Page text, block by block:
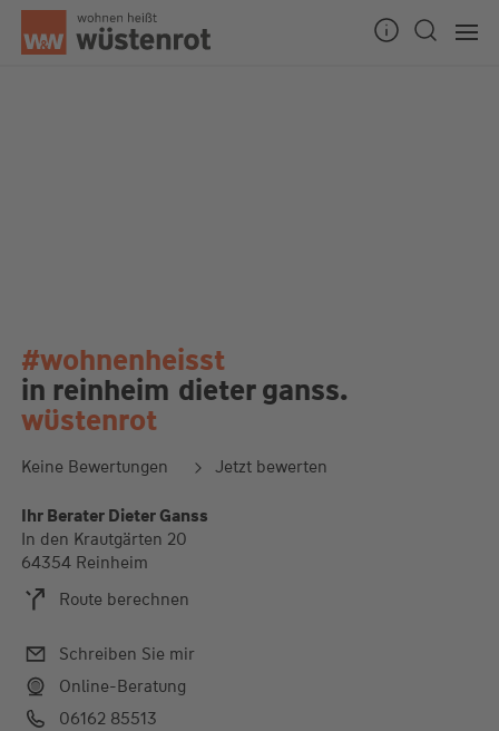
#wohnenheisst
in reinheim dieter ganss.
wüstenrot
Keine Bewertungen Jetzt bewerten
Ihr Berater Dieter Ganss
In den Krautgärten 20
64354 Reinheim
Route berechnen
Schreiben Sie mir
Online-Beratung
06162 85513